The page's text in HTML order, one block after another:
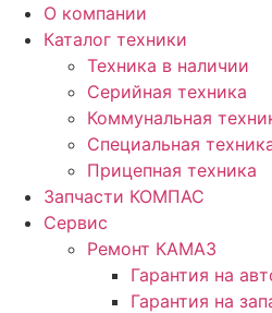
О компании
Каталог техники
Техника в наличии
Серийная техника
Коммунальная
Специальная
Прицепная техника
Запчасти КОМПАС
Сервис
Ремонт КАМАЗ
Гарантия на
Гарантия на